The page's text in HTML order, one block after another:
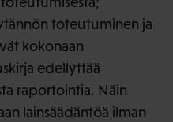
toteutuminen ja
kokonaan
edellyttää
raportointia. Näin
lainsäädäntöä ilman